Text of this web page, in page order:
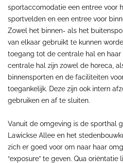
sportaccomodatie een entree voor
sportvelden en een entree voor
Zowel het binnen- als het
van elkaar gebruikt te kunnen
toegang tot de centrale hal en
centrale hal zijn zowel de horeca,
binnensporten en de faciliteiten
toegankelijk. Deze zijn ook intern
gebruiken en af te sluiten.
Vanuit de omgeving is de sporthal
Lawickse Allee en het
zich er goed voor om naar haar
“exposure” te geven. Qua